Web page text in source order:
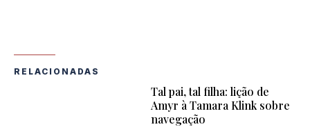
RELACIONADAS
Tal pai, tal filha: lição de
Amyr à Tamara Klink sobre
navegação